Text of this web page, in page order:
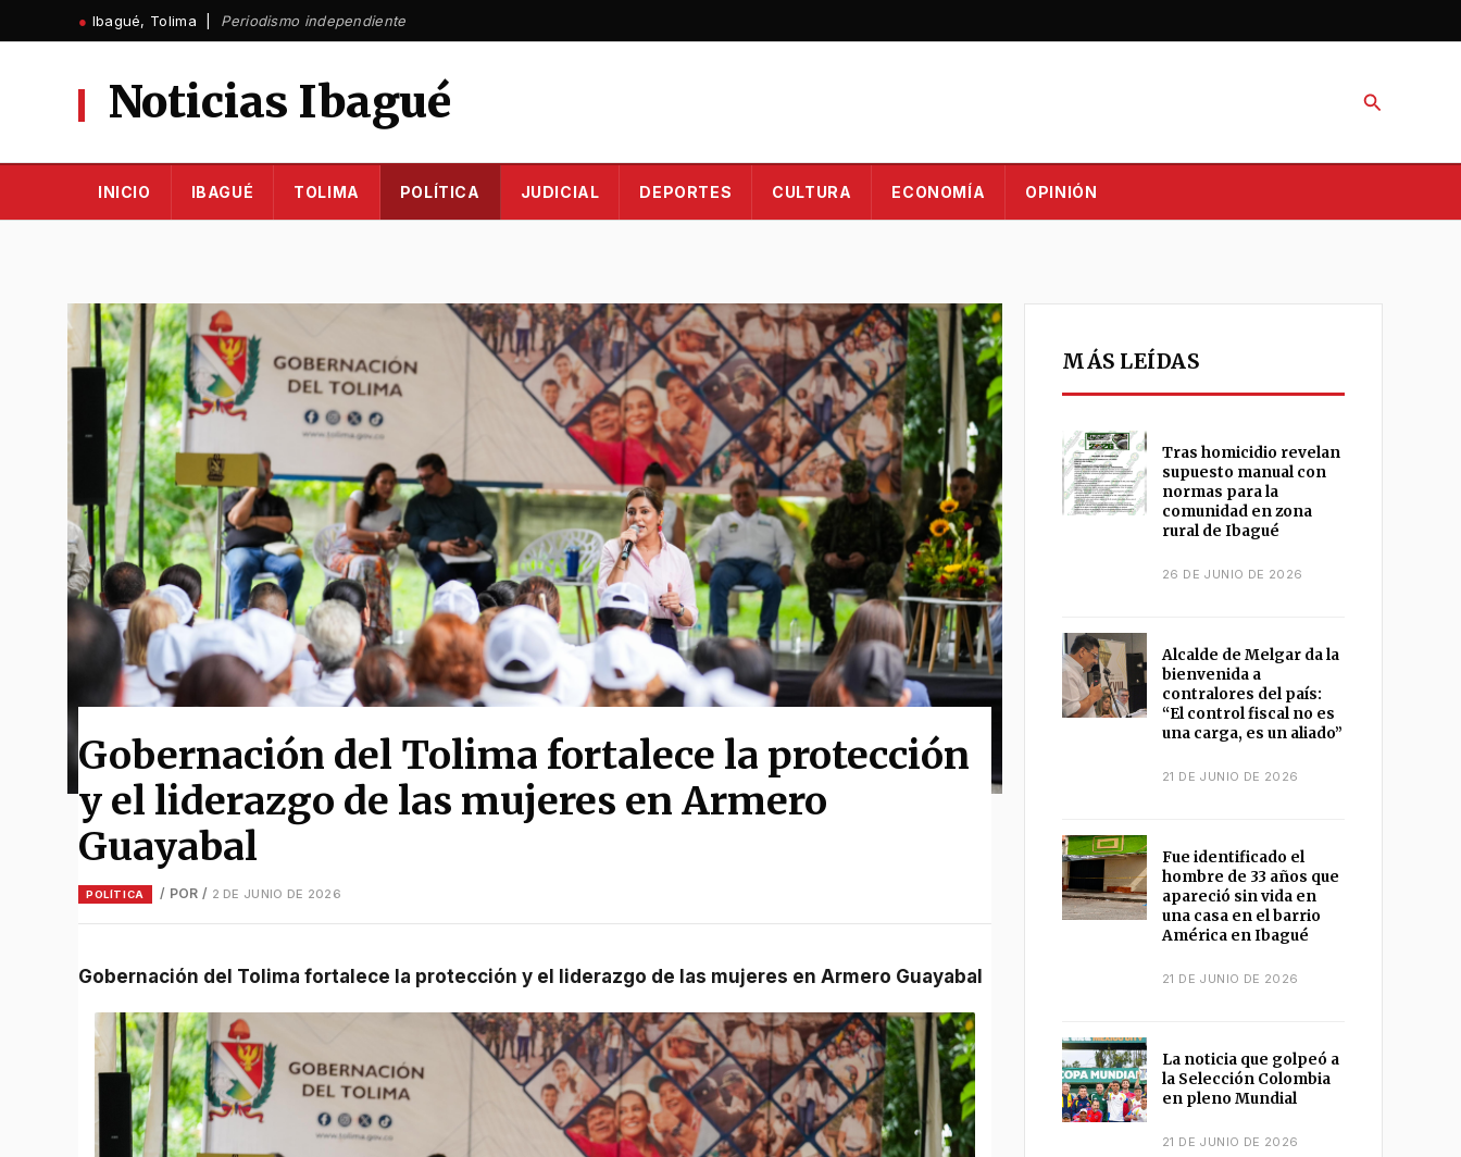
al
● Ibagué, Tolima | Periodismo independiente
Noticias Ibagué Buscar
INICIO IBAGUÉ TOLIMA POLÍTICA JUDICIAL DEPORTES CULTURA ECONOMÍA OPINIÓN
Gobernación del Tolima fortalece la protección
y el liderazgo de las mujeres en Armero
Guayabal
POLÍTICA / POR / 2 DE JUNIO DE 2026
Gobernación del Tolima fortalece la protección y el liderazgo de las mujeres en Armero Guayabal
MÁS LEÍDAS
Tras homicidio revelan
supuesto manual con
normas para la
comunidad en zona
rural de Ibagué
26 DE JUNIO DE 2026
Alcalde de Melgar da la
bienvenida a
contralores del país:
“El control fiscal no es
una carga, es un aliado”
21 DE JUNIO DE 2026
Fue identificado el
hombre de 33 años que
apareció sin vida en
una casa en el barrio
América en Ibagué
21 DE JUNIO DE 2026
La noticia que golpeó a
la Selección Colombia
en pleno Mundial
21 DE JUNIO DE 2026